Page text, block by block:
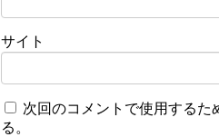
サイト
次回のコメントで使用するた
る。